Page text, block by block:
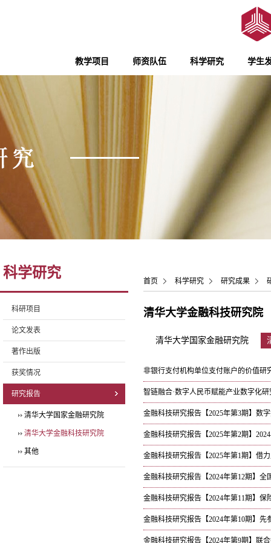
教学项目 师资队伍 科学研究 学生
科学研究
科研项目
论文发表
著作出版
获奖情况
研究报告
清华大学国家金融研究院
清华大学金融科技研究院
其他
首页 科学研究 研究成果
清华大学金融科技研究院
清华大学国家金融研究院
非银行支付机构单位支付账户的价值研
智链融合·数字人民币赋能产业数字化
金融科技研究报告【2025年第3期】数
金融科技研究报告【2025年第2期】
金融科技研究报告【2025年第1期】借
金融科技研究报告【2024年第12期】
金融科技研究报告【2024年第11期】​保
金融科技研究报告【2024年第10期】​先
金融科技研究报告【2024年第9期】联